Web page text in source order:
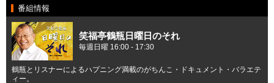
番組情報
笑福亭鶴瓶日曜日のそれ
毎週日曜 16:00 - 17:30
鶴瓶とリスナーによるハプニング満載のがちんこ・ドキュメント・バラエテ
ィー。